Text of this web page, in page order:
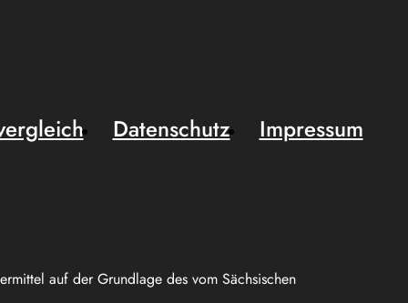
auf der Grundlage des vom Sächsischen
Datenschutz
Impressum